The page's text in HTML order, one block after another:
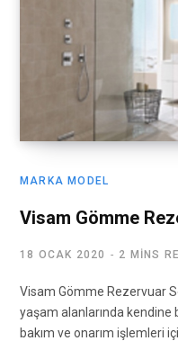
MARKA MODEL
Visam Gömme
18 OCAK 2020 2 MINS
Visam Gömme Rezervuar
yaşam alanlarında
bakım ve onarım işlemleri